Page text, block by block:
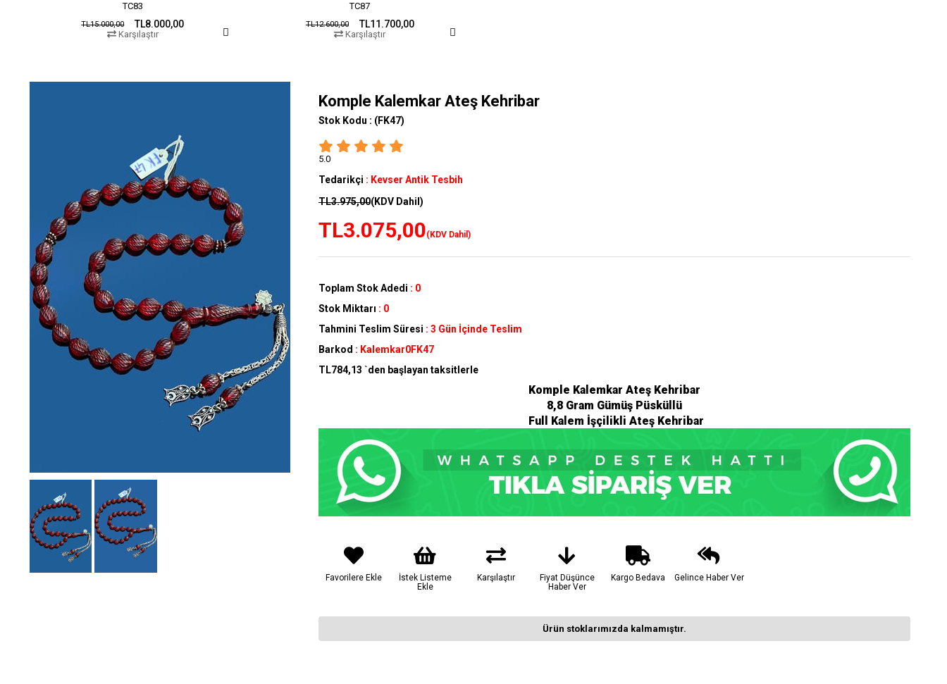
TC83
TL8.000,00
TL15.000,00
Karşılaştır
TC87
TL11.700,00
TL12.600,00
Karşılaştır
Komple Kalemkar Ateş Kehribar
Stok Kodu : (FK47)
5.0
Tedarikçi : Kevser Antik Tesbih
TL3.975,00(KDV Dahil)
TL3.075,00(KDV Dahil)
Toplam Stok Adedi : 0
Stok Miktarı : 0
Tahmini Teslim Süresi : 3 Gün İçinde Teslim
Barkod : Kalemkar0FK47
TL784,13 `den başlayan taksitlerle
Komple Kalemkar Ateş Kehribar
8,8 Gram Gümüş Püsküllü
Full Kalem İşçilikli Ateş Kehribar
Favorilere Ekle
İstek Listeme
Ekle
Karşılaştır
Fiyat Düşünce
Haber Ver
Kargo Bedava Gelince Haber Ver
Ürün stoklarımızda kalmamıştır.